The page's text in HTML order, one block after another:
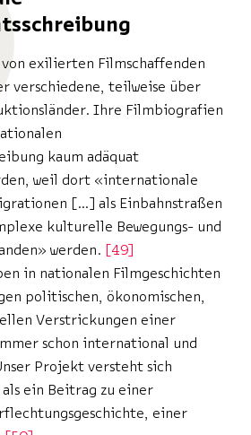
exilierten Filmschaffenden
verschiedene, teilweise über
Ihre Filmbiografien
kaum adäquat
weil dort «internationale
[…] als Einbahnstraßen
kulturelle Bewegungs- und
werden.
49
in nationalen Filmgeschichten
politischen, ökonomischen,
Verstrickungen einer
schon international und
Projekt versteht sich
ein Beitrag zu einer
einer